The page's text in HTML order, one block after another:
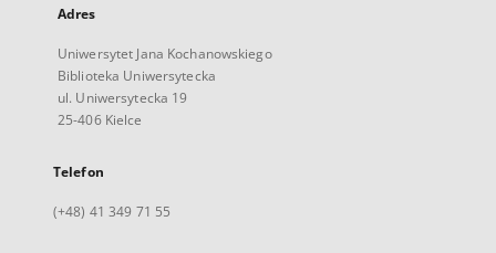
Adres
Uniwersytet Jana Kochanowskiego
Biblioteka Uniwersytecka
ul. Uniwersytecka 19
25-406 Kielce
Telefon
(+48) 41 349 71 55